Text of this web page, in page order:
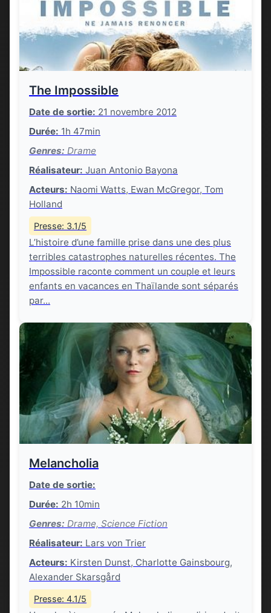
The Impossible
Date de sortie: 21 novembre 2012
Durée: 1h 47min
Genres: Drame
Réalisateur: Juan Antonio Bayona
Acteurs: Naomi Watts, Ewan McGregor, Tom
Holland
Presse: 3.1/5
L’histoire d’une famille prise dans une des plus
terribles catastrophes naturelles récentes. The
Impossible raconte comment un couple et leurs
enfants en vacances en Thaïlande sont séparés
par...
Melancholia
Date de sortie:
Durée: 2h 10min
Genres: Drame, Science Fiction
Réalisateur: Lars von Trier
Acteurs: Kirsten Dunst, Charlotte Gainsbourg,
Alexander Skarsgård
Presse: 4.1/5